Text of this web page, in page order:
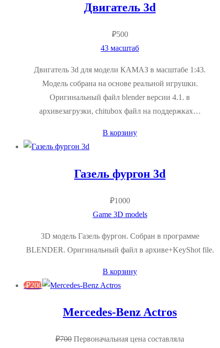
Двигатель 3d
₽500
43 масштаб
Двигатель 3d для модели КАМАЗ в масштабе 1:43.
Модель собрана на основе реальной игрушки.
Оригинальный файл blender версии 4.1. в
архивезагрузки, chitubox файл на поддержках…
В корзину
Газель фургон 3d
₽1000
Game 3D models
3D модель Газель фургон. Собран в программе
BLENDER. Оригинальный файл в архиве+KeyShot file.
В корзину
-₽200
Mercedes-Benz Actros
₽700 Первоначальная цена составляла